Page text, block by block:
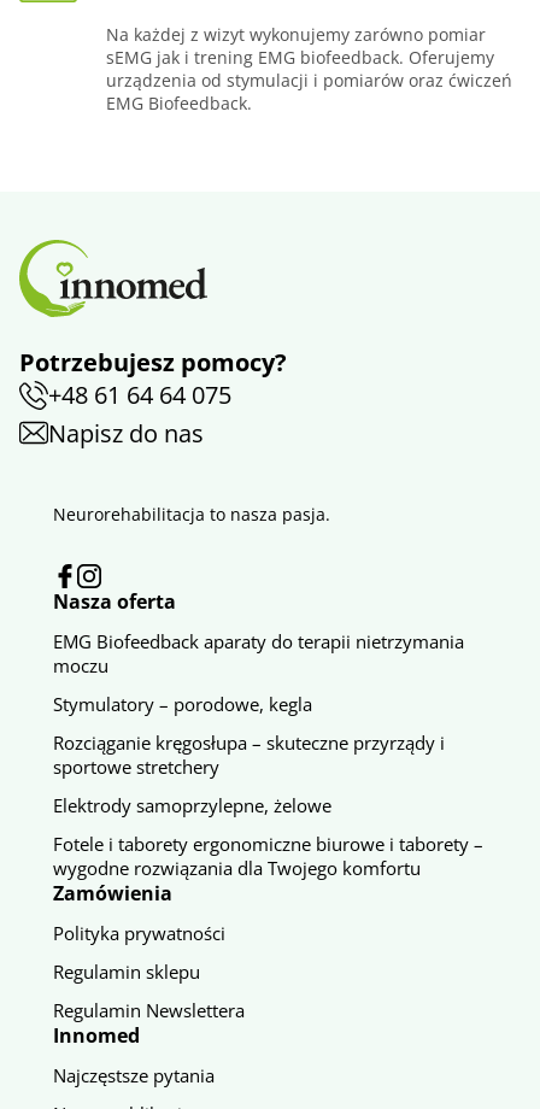
Na każdej z wizyt wykonujemy zarówno pomiar
sEMG jak i trening EMG biofeedback. Oferujemy
urządzenia od stymulacji i pomiarów oraz ćwiczeń
EMG Biofeedback.
Potrzebujesz pomocy?
+48 61 64 64 075
Napisz do nas
Neurorehabilitacja to nasza pasja.
Nasza oferta
EMG Biofeedback aparaty do terapii nietrzymania
moczu
Stymulatory – porodowe, kegla
Rozciąganie kręgosłupa – skuteczne przyrządy i
sportowe stretchery
Elektrody samoprzylepne, żelowe
Fotele i taborety ergonomiczne biurowe i taborety –
wygodne rozwiązania dla Twojego komfortu
Zamówienia
Polityka prywatności
Regulamin sklepu
Regulamin Newslettera
Innomed
Najczęstsze pytania